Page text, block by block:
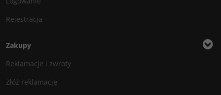
Rejestracja
Zakupy
Reklamacje i zwroty
Złóż reklamację